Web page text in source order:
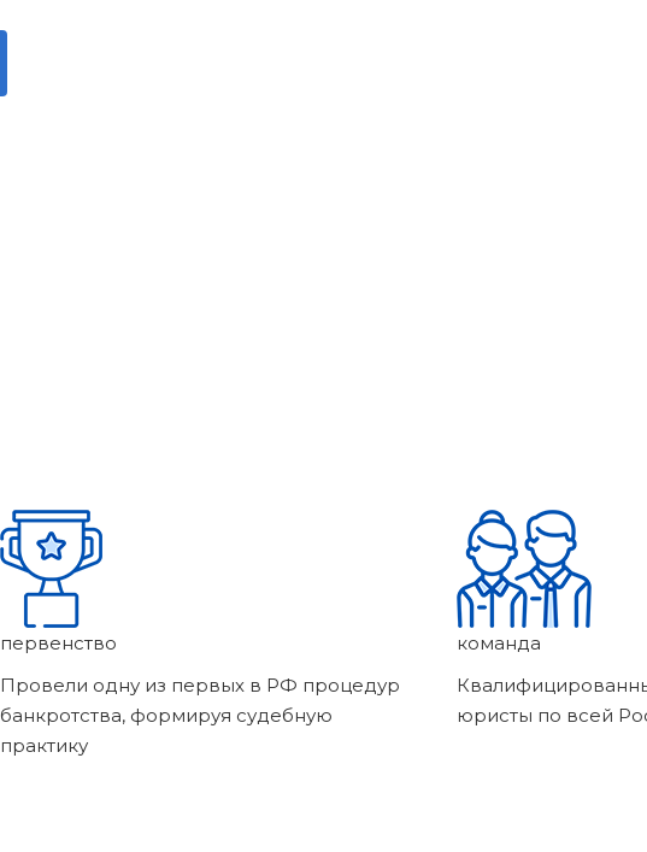
первенство
Провели одну из первых в РФ процедур
банкротства, формируя судебную
практику
команда
юристы по всей